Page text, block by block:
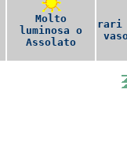
Molto
luminosa o
Assolato
rari